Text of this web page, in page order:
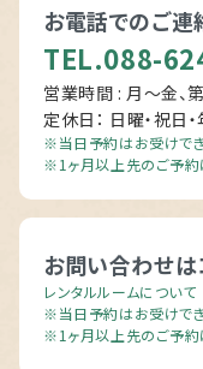
お電話でのご連
TEL.088-
営業時間 : 月～金、
定休日： 日曜・祝日
※当日予約はお受けでき
※1ヶ月以上先のご予約
お問い合わせは
レンタルルームについて
※当日予約はお受けでき
※1ヶ月以上先のご予約